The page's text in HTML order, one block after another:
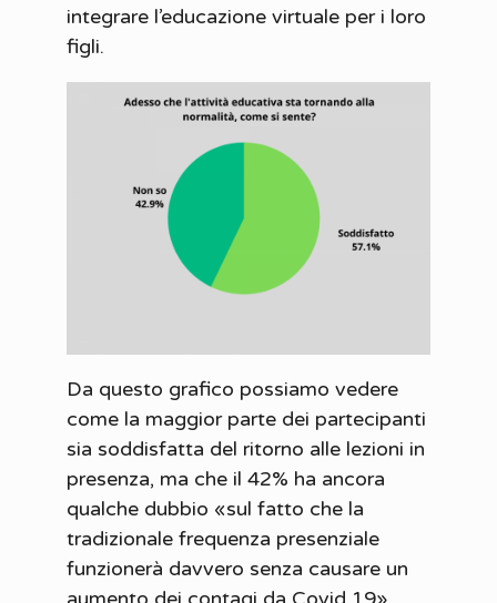
integrare l’educazione virtuale per i loro
figli.
Da questo grafico possiamo vedere
come la maggior parte dei partecipanti
sia soddisfatta del ritorno alle lezioni in
presenza, ma che il 42% ha ancora
qualche dubbio «sul fatto che la
tradizionale frequenza presenziale
funzionerà davvero senza causare un
aumento dei contagi da Covid 19».